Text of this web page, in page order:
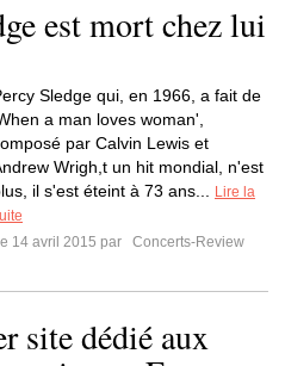
est mort chez lui
Sledge qui, en 1966, a fait de
a man loves woman',
par Calvin Lewis et
Wrigh,t un hit mondial, n'est
il s'est éteint à 73 ans...
Lire la
14 avril 2015 par
Concerts-Review
site dédié aux